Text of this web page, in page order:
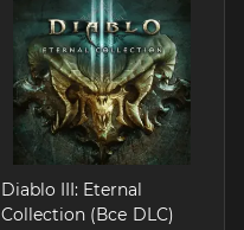
Diablo III: Eternal
Collection (Все DLC)